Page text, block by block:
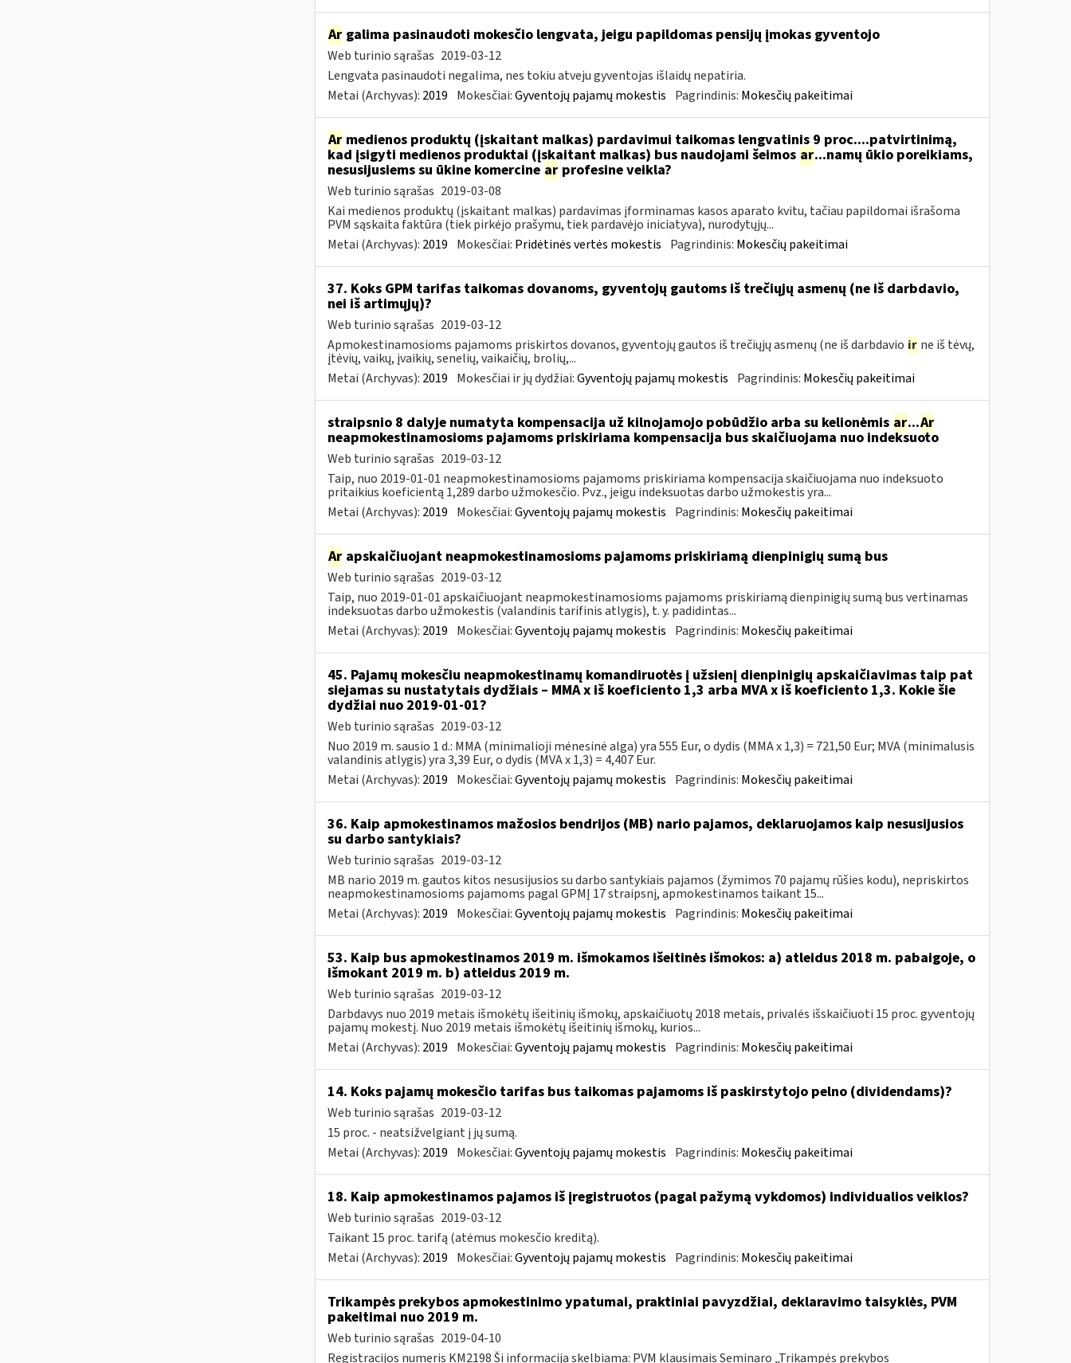
Argalima pasinaudoti mokesčio lengvata, jeigu papildomas pensijų įmokas gyventojo
Web turinio sąrašas 2019-03-12
Lengvata pasinaudoti negalima, nes tokiu atveju gyventojas išlaidų nepatiria.
Metai (Archyvas): 2019 Mokesčiai:Gyventojų pajamų mokestis Pagrindinis: Mokesčių pakeitimai
Armedienos produktų (įskaitant malkas) pardavimui taikomas lengvatinis 9 proc....patvirtinimą,
kad įsigyti medienos produktai (įskaitant malkas) bus naudojami šeimos ar...namų ūkio poreikiams,
nesusijusiems su ūkine komercine arprofesine veikla?
Web turinio sąrašas 2019-03-08
Kai medienos produktų (įskaitant malkas) pardavimas įforminamas kasos aparato kvitu, tačiau papildomai išrašoma
PVM sąskaita faktūra (tiek pirkėjo prašymu, tiek pardavėjo iniciatyva), nurodytųjų...
Metai (Archyvas): 2019 Mokesčiai: Pridėtinės vertės mokestis Pagrindinis: Mokesčių pakeitimai
37. Koks GPM tarifas taikomas dovanoms, gyventojų gautoms iš trečiųjų asmenų (ne iš darbdavio,
nei iš artimųjų)?
Web turinio sąrašas 2019-03-12
Apmokestinamosioms pajamoms priskirtos dovanos, gyventojų gautos iš trečiųjų asmenų (ne iš darbdavio ir ne iš tėvų,
įtėvių, vaikų, įvaikių, senelių, vaikaičių, brolių,...
Metai (Archyvas): 2019 Mokesčiai ir jų dydžiai:Gyventojų pajamų mokestis Pagrindinis: Mokesčių pakeitimai
straipsnio 8 dalyje numatyta kompensacija už kilnojamojo pobūdžio arba su kelionėmis ar...Ar
neapmokestinamosioms pajamoms priskiriama kompensacija bus skaičiuojama nuo indeksuoto
Web turinio sąrašas 2019-03-12
Taip, nuo 2019-01-01 neapmokestinamosioms pajamoms priskiriama kompensacija skaičiuojama nuo indeksuoto
pritaikius koeficientą 1,289 darbo užmokesčio. Pvz., jeigu indeksuotas darbo užmokestis yra...
Metai (Archyvas): 2019 Mokesčiai:Gyventojų pajamų mokestis Pagrindinis: Mokesčių pakeitimai
Arapskaičiuojant neapmokestinamosioms pajamoms priskiriamą dienpinigių sumą bus
Web turinio sąrašas 2019-03-12
Taip, nuo 2019-01-01 apskaičiuojant neapmokestinamosioms pajamoms priskiriamą dienpinigių sumą bus vertinamas
indeksuotas darbo užmokestis (valandinis tarifinis atlygis), t. y. padidintas...
Metai (Archyvas): 2019 Mokesčiai:Gyventojų pajamų mokestis Pagrindinis: Mokesčių pakeitimai
45. Pajamų mokesčiu neapmokestinamų komandiruotės į užsienį dienpinigių apskaičiavimas taip pat
siejamas su nustatytais dydžiais – MMA x iš koeficiento 1,3 arba MVA x iš koeficiento 1,3. Kokie šie
dydžiai nuo 2019-01-01?
Web turinio sąrašas 2019-03-12
Nuo 2019 m. sausio 1 d.: MMA (minimalioji mėnesinė alga) yra 555 Eur, o dydis (MMA x 1,3) = 721,50 Eur; MVA (minimalusis
valandinis atlygis) yra 3,39 Eur, o dydis (MVA x 1,3) = 4,407 Eur.
Metai (Archyvas): 2019 Mokesčiai:Gyventojų pajamų mokestis Pagrindinis: Mokesčių pakeitimai
36. Kaip apmokestinamos mažosios bendrijos (MB) nario pajamos, deklaruojamos kaip nesusijusios
su darbo santykiais?
Web turinio sąrašas 2019-03-12
MB nario 2019 m. gautos kitos nesusijusios su darbo santykiais pajamos (žymimos 70 pajamų rūšies kodu), nepriskirtos
neapmokestinamosioms pajamoms pagal GPMĮ 17 straipsnį, apmokestinamos taikant 15...
Metai (Archyvas): 2019 Mokesčiai:Gyventojų pajamų mokestis Pagrindinis: Mokesčių pakeitimai
53. Kaip bus apmokestinamos 2019 m. išmokamos išeitinės išmokos: a) atleidus 2018 m. pabaigoje, o
išmokant 2019 m. b) atleidus 2019 m.
Web turinio sąrašas 2019-03-12
Darbdavys nuo 2019 metais išmokėtų išeitinių išmokų, apskaičiuotų 2018 metais, privalės išskaičiuoti 15 proc. gyventojų
pajamų mokestį. Nuo 2019 metais išmokėtų išeitinių išmokų, kurios...
Metai (Archyvas): 2019 Mokesčiai:Gyventojų pajamų mokestis Pagrindinis: Mokesčių pakeitimai
14. Koks pajamų mokesčio tarifas bus taikomas pajamoms iš paskirstytojo pelno (dividendams)?
Web turinio sąrašas 2019-03-12
15 proc. - neatsižvelgiant į jų sumą.
Metai (Archyvas): 2019 Mokesčiai:Gyventojų pajamų mokestis Pagrindinis: Mokesčių pakeitimai
18. Kaip apmokestinamos pajamos iš įregistruotos (pagal pažymą vykdomos) individualios veiklos?
Web turinio sąrašas 2019-03-12
Taikant 15 proc. tarifą (atėmus mokesčio kreditą).
Metai (Archyvas): 2019 Mokesčiai:Gyventojų pajamų mokestis Pagrindinis: Mokesčių pakeitimai
Trikampės prekybos apmokestinimo ypatumai, praktiniai pavyzdžiai, deklaravimo taisyklės, PVM
pakeitimai nuo 2019 m.
Web turinio sąrašas 2019-04-10
Registracijos numeris KM2198 Ši informacija skelbiama: PVM klausimais Seminaro „Trikampės prekybos